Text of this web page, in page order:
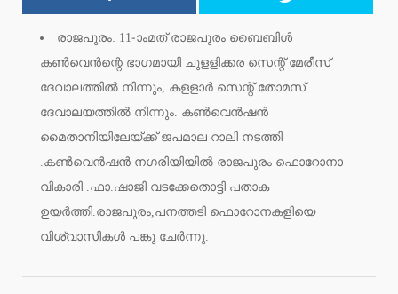
രാജപുരം: 11-ാംമത് രാജപുരം ബൈബിള്‍
കണ്‍വെന്‍ന്റെ ഭാഗമായി ചുളളിക്കര സെന്റ് മേരീസ്
ദേവാലത്തില്‍ നിന്നും, കളളാര്‍ സെന്റ് തോമസ്
ദേവാലയത്തില്‍ നിന്നും. കണ്‍വെന്‍ഷന്‍
മൈതാനിയിലേയ്ക്ക് ജപമാല റാലി നടത്തി
.കണ്‍വെന്‍ഷന്‍ നഗരിയിയില്‍ രാജപുരം ഫൊറോനാ
വികാരി .ഫാ.ഷാജി വടക്കേതൊട്ടി പതാക
ഉയര്‍ത്തി.രാജപുരം,പനത്തടി ഫൊറോനകളിയെ
വിശ്വാസികള്‍ പങ്കു ചേര്‍ന്നു.